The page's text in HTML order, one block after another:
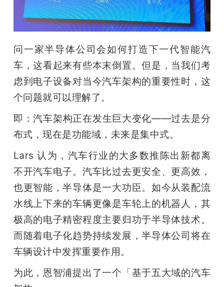
问一家半导体公司会如何打造下一代智能汽
车，这看起来有些本末倒置。但是，当我们考
虑到电子设备对当今汽车架构的重要性时，这
个问题就可以理解了。
即：汽车架构正在发生巨大变化——过去是分
布式，现在是功能域，未来是集中式。
Lars 认为，汽车行业的大多数推陈出新都离
不开汽车电子。汽车比过去更安全、更高效，
也更智能，半导体是一大功臣。如今从装配流
水线上下来的车辆更像是车轮上的机器人，其
极高的电子精密程度主要归功于半导体技术。
而随着电子化趋势持续发展，半导体公司将在
车辆设计中发挥重要作用。
为此，恩智浦提出了一个「基于五大域的汽车